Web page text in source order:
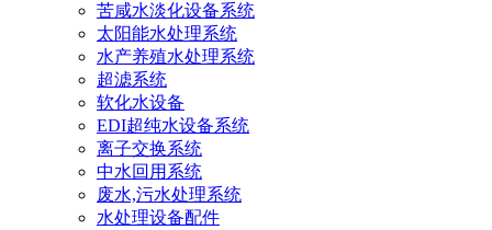
苦咸水淡化设备系统
太阳能水处理系统
水产养殖水处理系统
超滤系统
软化水设备
EDI超纯水设备系统
离子交换系统
中水回用系统
废水,污水处理系统
水处理设备配件